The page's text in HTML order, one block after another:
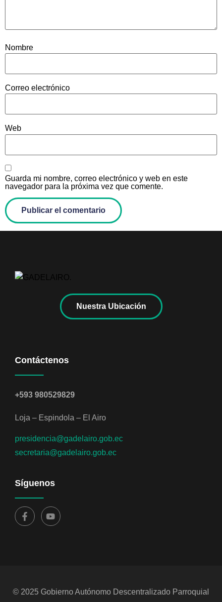
Nombre
Correo electrónico
Web
Guarda mi nombre, correo electrónico y web en este
navegador para la próxima vez que comente.
Nuestra Ubicación
Contáctenos
+593 980529829
Loja – Espindola – El Airo
presidencia@gadelairo.gob.ec
secretaria@gadelairo.gob.ec
Síguenos
© 2025 Gobierno Autónomo Descentralizado Parroquial